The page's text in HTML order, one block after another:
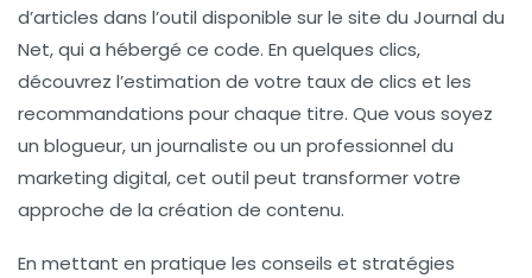
d’articles dans l’outil disponible sur le site du Journal du
Net, qui a hébergé ce code. En quelques clics,
découvrez l’estimation de votre taux de clics et les
recommandations pour chaque titre. Que vous soyez
un blogueur, un journaliste ou un professionnel du
marketing digital, cet outil peut transformer votre
approche de la création de contenu.
En mettant en pratique les conseils et stratégies